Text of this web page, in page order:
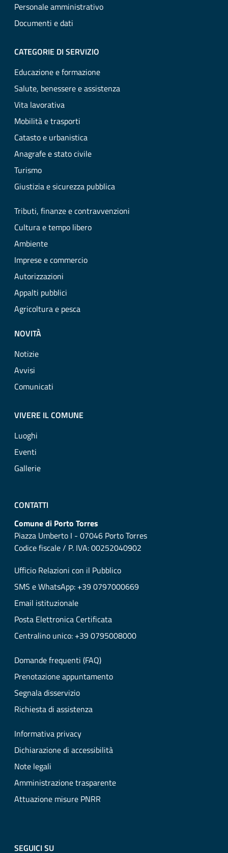
Personale amministrativo
Documenti e dati
CATEGORIE DI SERVIZIO
Educazione e formazione
Salute, benessere e assistenza
Vita lavorativa
Mobilità e trasporti
Catasto e urbanistica
Anagrafe e stato civile
Turismo
Giustizia e sicurezza pubblica
Tributi, finanze e contravvenzioni
Cultura e tempo libero
Ambiente
Imprese e commercio
Autorizzazioni
Appalti pubblici
Agricoltura e pesca
NOVITÀ
Notizie
Avvisi
Comunicati
VIVERE IL COMUNE
Luoghi
Eventi
Gallerie
CONTATTI
Comune di Porto Torres
Piazza Umberto I - 07046 Porto Torres
Codice fiscale / P. IVA: 00252040902
Ufficio Relazioni con il Pubblico
SMS e WhatsApp: +39 0797000669
Email istituzionale
Posta Elettronica Certificata
Centralino unico: +39 0795008000
Domande frequenti (FAQ)
Prenotazione appuntamento
Segnala disservizio
Richiesta di assistenza
Informativa privacy
Dichiarazione di accessibilità
Note legali
Amministrazione trasparente
Attuazione misure PNRR
SEGUICI SU